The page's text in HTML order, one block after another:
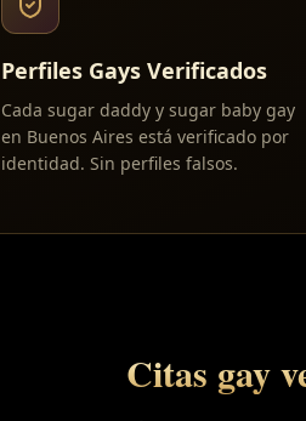
Perfiles Gays Verificados
Cada sugar daddy y sugar baby gay
en Buenos Aires está verificado por
identidad. Sin perfiles falsos.
Citas gay